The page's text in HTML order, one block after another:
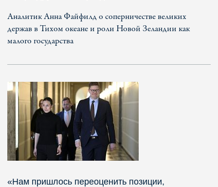
Аналитик Анна Файфилд о соперничестве великих
держав в Тихом океане и роли Новой Зеландии как
малого государства
«Нам пришлось переоценить позиции,